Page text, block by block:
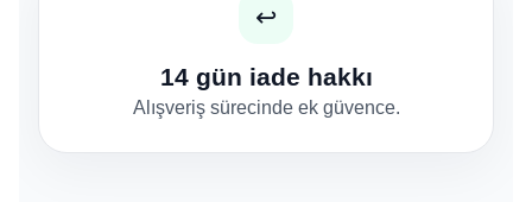
↩️
14 gün iade hakkı
Alışveriş sürecinde ek güvence.